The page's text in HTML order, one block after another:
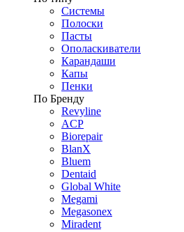
Системы
Полоски
Пасты
Ополаскиватели
Карандаши
Капы
Пенки
По Бренду
Revyline
ACP
Biorepair
BlanX
Bluem
Dentaid
Global White
Megami
Megasonex
Miradent